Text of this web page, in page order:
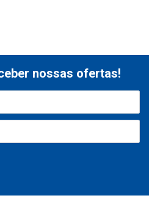
nossas ofertas!